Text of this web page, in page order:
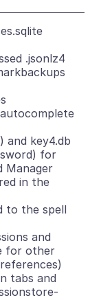
.jsonlz4
and key4.db
for
Manager
in the
to the spell
and
for other
tabs and